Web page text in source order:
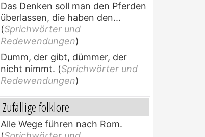
Das Denken soll man den Pferden
überlassen, die haben den...
(Sprichwörter und
Redewendungen)
Dumm, der gibt, dümmer, der
nicht nimmt. (Sprichwörter und
Redewendungen)
Zufällige folklore
Alle Wege führen nach Rom.